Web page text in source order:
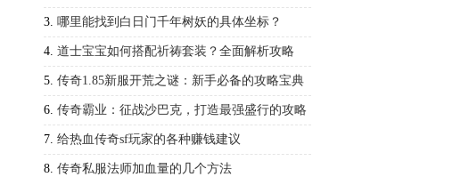
秘诀大揭秘？
3. 哪里能找到白日门千年树妖的具体坐标？
4. 道士宝宝如何搭配祈祷套装？全面解析攻略
5. 传奇1.85新服开荒之谜：新手必备的攻略宝典
6. 传奇霸业：征战沙巴克，打造最强盛行的攻略
秘籍
7. 给热血传奇sf玩家的各种赚钱建议
8. 传奇私服法师加血量的几个方法